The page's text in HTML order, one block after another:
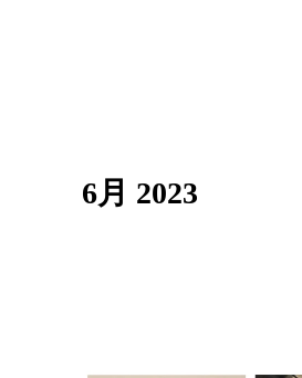
6月 2023